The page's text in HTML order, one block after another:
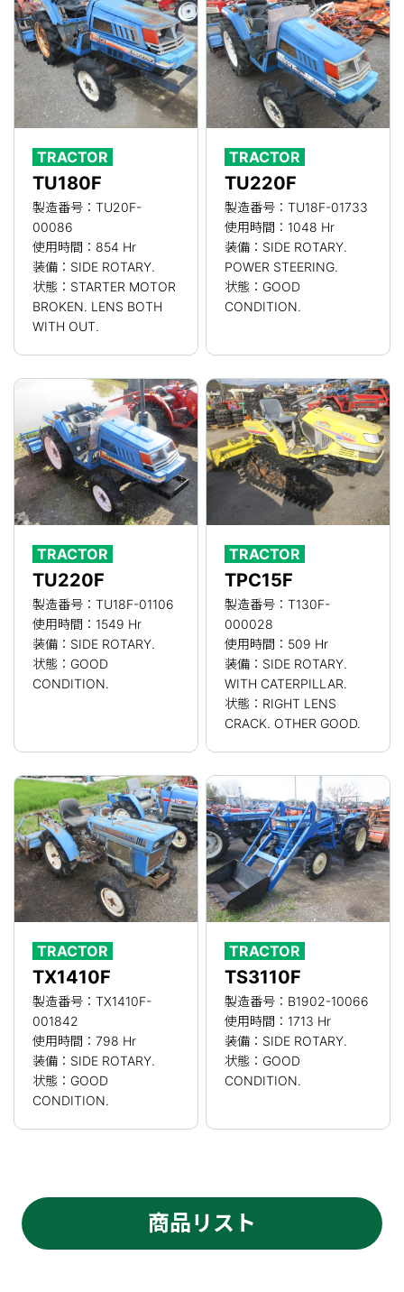
TRACTOR
TU180F
製造番号：TU20F-
00086
使用時間：854 Hr
装備：SIDE ROTARY.
状態：STARTER MOTOR
BROKEN. LENS BOTH
WITH OUT.
TRACTOR
TU220F
製造番号：TU18F-01733
使用時間：1048 Hr
装備：SIDE ROTARY.
POWER STEERING.
状態：GOOD
CONDITION.
TRACTOR
TU220F
製造番号：TU18F-01106
使用時間：1549 Hr
装備：SIDE ROTARY.
状態：GOOD
CONDITION.
TRACTOR
TPC15F
製造番号：T130F-
000028
使用時間：509 Hr
装備：SIDE ROTARY.
WITH CATERPILLAR.
状態：RIGHT LENS
CRACK. OTHER GOOD.
TRACTOR
TX1410F
製造番号：TX1410F-
001842
使用時間：798 Hr
装備：SIDE ROTARY.
状態：GOOD
CONDITION.
TRACTOR
TS3110F
製造番号：B1902-10066
使用時間：1713 Hr
装備：SIDE ROTARY.
状態：GOOD
CONDITION.
商品リスト